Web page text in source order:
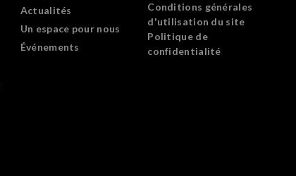
Actualités
Un espace pour nous
Événements
Conditions générales
d'utilisation du site
Politique de
confidentialité